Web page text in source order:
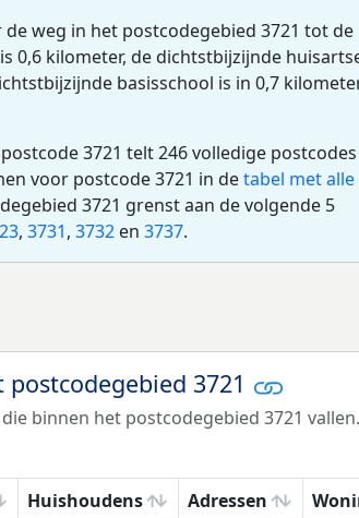
weg in het postcodegebied 3721 tot de
0,6 kilometer, de dichtstbijzijnde
basisschool is in 0,7
3721 telt 246 volledige postcodes
voor postcode 3721 in detabel met
3721 grenst aan de volgende 5
, 3731, 3732 en 3737.
3721
binnen het postcodegebied 3721 vallen.
Huishoudens Adressen